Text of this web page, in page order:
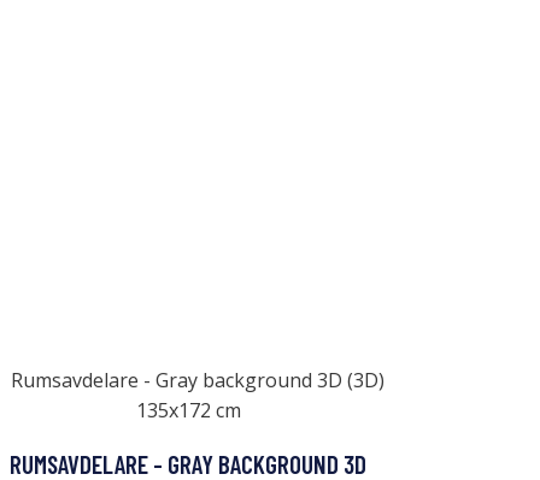
RUMSAVDELARE - GRAY BACKGROUND 3D